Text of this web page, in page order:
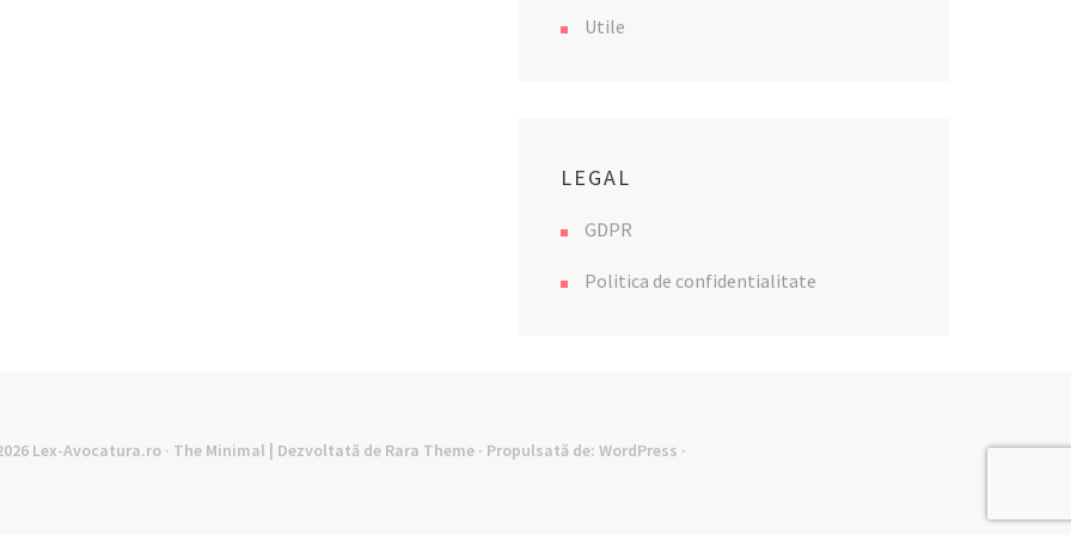
Utile
LEGAL
GDPR
Politica de confidentialitate
Lex-Avocatura.ro · The Minimal | Dezvoltată de Rara Theme · Propulsată de: WordPress ·